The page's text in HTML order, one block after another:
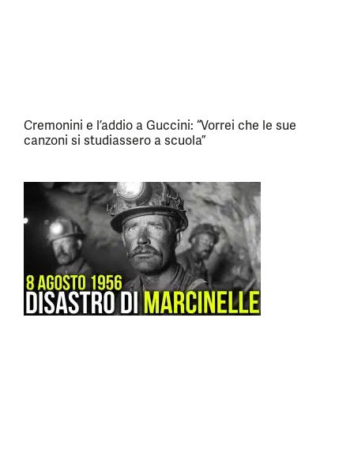
Cremonini e l’addio a Guccini: “Vorrei che le sue
canzoni si studiassero a scuola”